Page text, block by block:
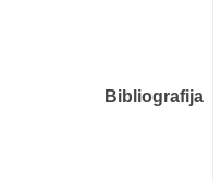
Bibliografija